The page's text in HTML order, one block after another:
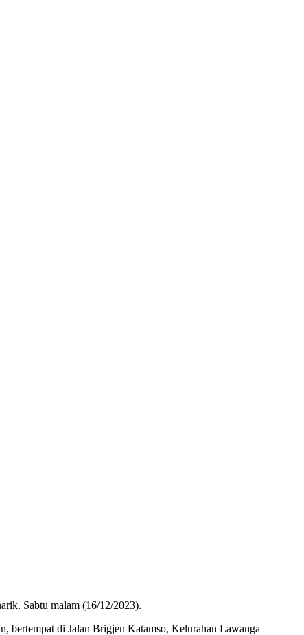
Sabtu malam (16/12/2023).
bertempat di Jalan Brigjen Katamso, Kelurahan Lawanga